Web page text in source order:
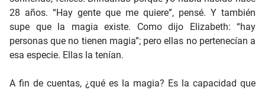
28 años. “Hay gente que me quiere”, pensé. Y también
supe que la magia existe. Como dijo Elizabeth: “hay
personas que no tienen magia”; pero ellas no pertenecían a
esa especie. Ellas la tenían.
A fin de cuentas, ¿qué es la magia? Es la capacidad que